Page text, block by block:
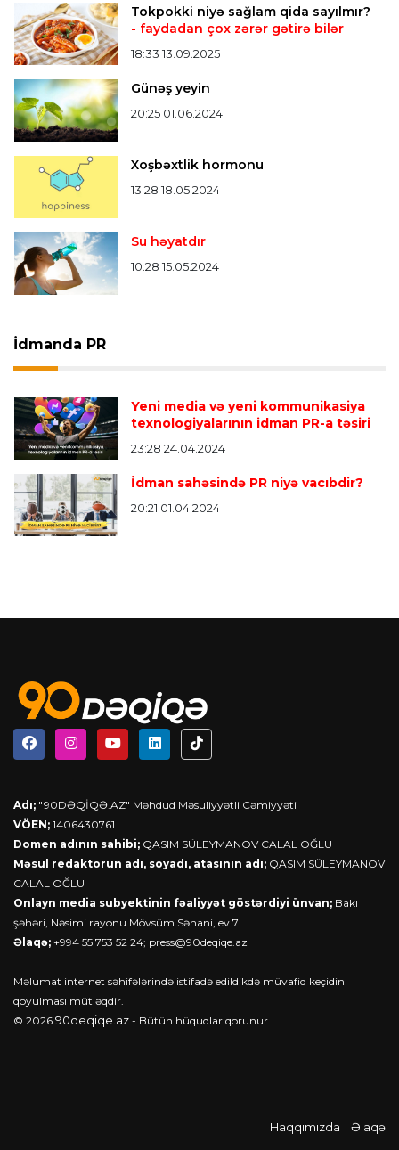
Bütün xəbərlər >>>Tokpokki niyə sağlam qida sayılmır?
- faydadan çox zərər gətirə bilər
18:33 13.09.2025
Günəş yeyin
20:25 01.06.2024
Xoşbəxtlik hormonu
13:28 18.05.2024
Su həyatdır
10:28 15.05.2024
İdmanda PR
Yeni media və yeni kommunikasiya
texnologiyalarının idman PR-a təsiri
23:28 24.04.2024
İdman sahəsində PR niyə vacıbdir?
20:21 01.04.2024
Adı; "90DƏQİQƏ.AZ" Məhdud Məsuliyyətli Cəmiyyəti
VÖEN; 1406430761
Domen adının sahibi; QASIM SÜLEYMANOV CALAL OĞLU
Məsul redaktorun adı, soyadı, atasının adı; QASIM SÜLEYMANOV
CALAL OĞLU
Onlayn media subyektinin fəaliyyət göstərdiyi ünvan; Bakı
şəhəri, Nəsimi rayonu Mövsüm Sənani, ev 7
Əlaqə; +994 55 753 52 24; press@90deqiqe.az
Məlumat internet səhifələrində istifadə edildikdə müvafiq keçidin
qoyulması mütləqdir.
© 2026 90deqiqe.az - Bütün hüquqlar qorunur.
Haqqımızda Əlaqə